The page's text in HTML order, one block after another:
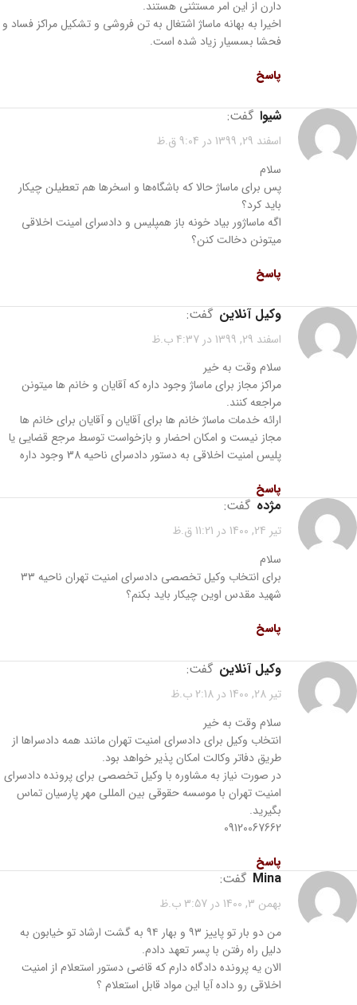
دارن از این امر مستثنی هستند.
اخیرا به بهانه ماساژ اشتغال به تن فروشی و تشکیل مراکز فساد و
فحشا بسسیار زیاد شده است.
پاسخ
شیوا گفت:
اسفند 29, 1399 در 9:04 ق.ظ
سلام
پس برای ماساژ حالا که باشگاه‌ها و اسخرها هم تعطیلن چیکار
باید کرد؟
اگه ماساژور بیاد خونه باز همپلیس و دادسرای امینت اخلاقی
میتونن دخالت کنن؟
پاسخ
وکیل آنلاین گفت:
اسفند 29, 1399 در 4:37 ب.ظ
سلام وقت به خیر
مراکز مجاز برای ماساژ وجود داره که آقایان و خانم ها میتونن
مراجعه کنند.
ارائه خدمات ماساژ خانم ها برای آقایان و آقایان برای خانم ها
مجاز نیست و امکان احضار و بازخواست توسط مرجع قضایی یا
پلیس امنیت اخلاقی به دستور دادسرای ناحیه 38 وجود داره
پاسخ
مژده گفت:
تیر 24, 1400 در 11:21 ق.ظ
سلام
برای انتخاب وکیل تخصصی دادسرای امنیت تهران ناحیه ۳۳
شهید مقدس اوین چیکار باید بکنم؟
پاسخ
وکیل آنلاین گفت:
تیر 28, 1400 در 2:18 ب.ظ
سلام وقت به خیر
انتخاب وکیل برای دادسرای امنیت تهران مانند همه دادسراها از
طریق دفاتر وکالت امکان پذیر خواهد بود.
در صورت نیاز به مشاوره با وکیل تخصصی برای پرونده دادسرای
امنیت تهران با موسسه حقوقی بین المللی مهر پارسیان تماس
بگیرید.
09120067662
پاسخ
mina گفت:
بهمن 3, 1400 در 3:57 ب.ظ
من دو بار تو پاییز ۹۳ و بهار ۹۴ به گشت ارشاد تو خیابون به
دلیل راه رفتن با پسر تعهد دادم.
الان یه پرونده دادگاه دارم که قاضی دستور استعلام از امنیت
اخلاقی رو داده آیا این مواد قابل استعلام ؟